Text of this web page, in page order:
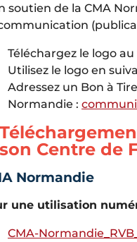
soutien de la CMA
Téléchargez le logo
Utilisez le logo en
Adressez un Bon à
Normandie :
son Centre de
Normandie
une utilisation
CMA-